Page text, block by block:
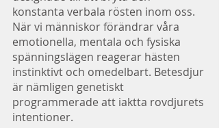
konstanta verbala rösten inom oss.
När vi människor förändrar våra
emotionella, mentala och fysiska
spänningslägen reagerar hästen
instinktivt och omedelbart. Betesdjur
är nämligen genetiskt
programmerade att iaktta rovdjurets
intentioner.